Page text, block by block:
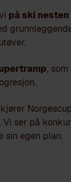
på ski nesten
,
Vi ser på
sin egen plan.